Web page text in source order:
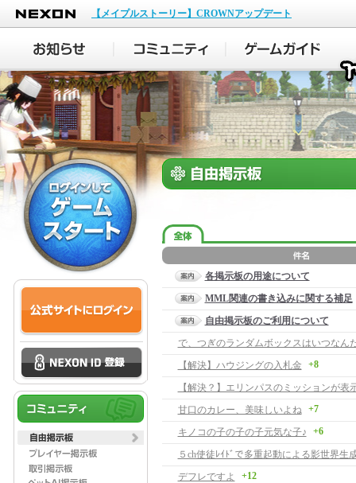
NEXON
【メイプルストーリー】CROWNアップデート
各掲示板の用途について
MML関連の書き込みに関する補足
自由掲示板のご利用について
【解決】ハウジングの入札金 +8
甘口のカレー、美味しいよね +7
キノコの子の子の子元気な子♪ +6
５ch使徒ﾚｲﾄﾞで多重起動による影世界生
デフレですよ
+12